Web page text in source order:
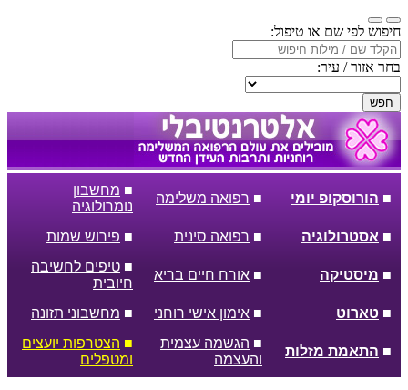
חיפוש לפי שם או טיפול:
בחר אזור / עיר:
חפש
■ הורוסקופ יומי ■ רפואה משלימה
■ מחשבון
נומרולוגיה
■ אסטרולוגיה ■ רפואה סינית ■ פירוש שמות
■ מיסטיקה ■ אורח חיים בריא
■ טיפים לחשיבה
חיובית
■ טארוט ■ אימון אישי רוחני ■ מחשבוני תזונה
■ התאמת מזלות
■ הגשמה עצמית
והעצמה
■ הצטרפות יועצים
ומטפלים